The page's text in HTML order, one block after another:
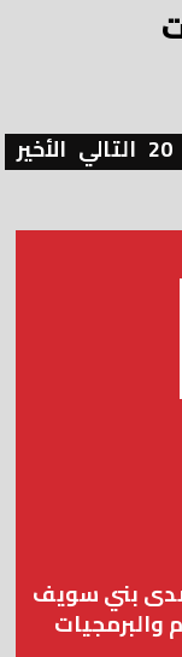
20 التالي الأخير
بني سويف
والبرمجيات